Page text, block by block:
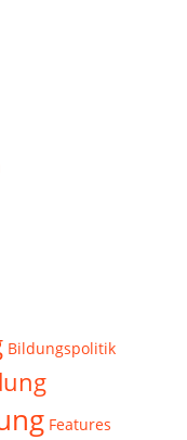
Bildungspolitik
Features